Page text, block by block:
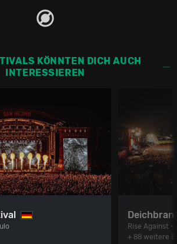
KÖNNTEN DICH AUCH
INTERESSIEREN
Rise Against •
+ 88 weitere